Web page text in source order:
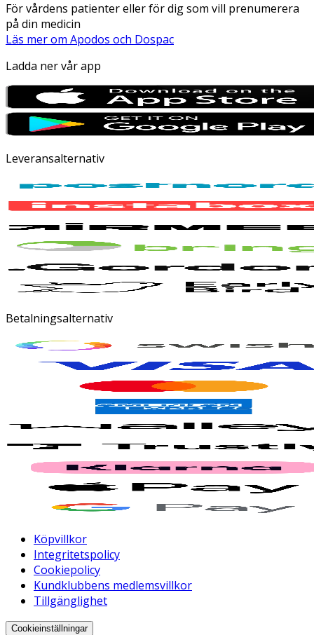
För vårdens patienter eller för dig som vill prenumerera
på din medicin
Läs mer om Apodos och Dospac
Ladda ner vår app
Leveransalternativ
Betalningsalternativ
Köpvillkor
Integritetspolicy
Cookiepolicy
Kundklubbens medlemsvillkor
Tillgänglighet
Cookieinställningar